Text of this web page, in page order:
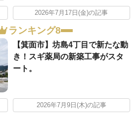
2026年7月17日(金)の記事
ランキング8
【箕面市】坊島4丁目で新たな動
き！スギ薬局の新築工事がスタ
ート。
2026年7月9日(木)の記事